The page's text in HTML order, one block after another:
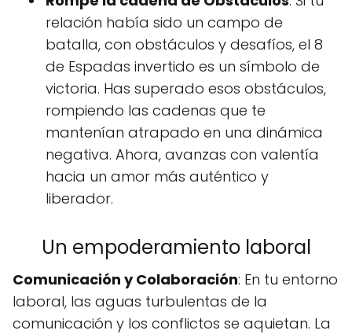
relación había sido un campo de
batalla, con obstáculos y desafíos, el 8
de Espadas invertido es un símbolo de
victoria. Has superado esos obstáculos,
rompiendo las cadenas que te
mantenían atrapado en una dinámica
negativa. Ahora, avanzas con valentía
hacia un amor más auténtico y
liberador.
Un empoderamiento laboral
Comunicación y Colaboración: En tu entorno
laboral, las aguas turbulentas de la
comunicación y los conflictos se aquietan. La